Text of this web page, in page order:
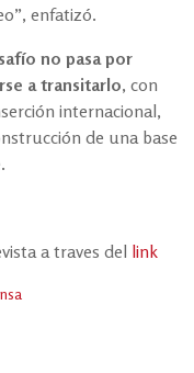
enfatizó.
no pasa por
a transitarlo, con
internacional,
de una base
a traves del link